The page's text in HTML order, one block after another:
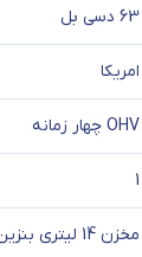
63 دسی بل
امریکا
OHV چهار زمانه
1
مخزن 14 لیتری بنزین